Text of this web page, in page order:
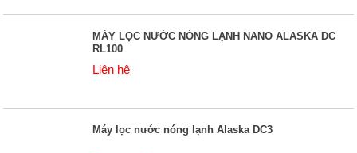
MÁY LỌC NƯỚC NÓNG LẠNH NANO ALASKA DC
RL100
Liên hệ
Máy lọc nước nóng lạnh Alaska DC3